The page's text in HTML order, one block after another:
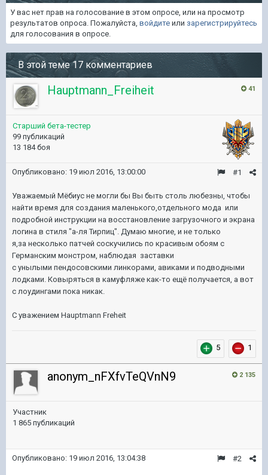
У вас нет прав на голосование в этом опросе, или на просмотр
результатов опроса. Пожалуйста, войдите или зарегистрируйтесь
для голосования в опросе.
В этой теме 17 комментариев
41
Hauptmann_Freiheit
Старший бета-тестер
99 публикаций
13 184 боя
#1
Опубликовано: 19 июл 2016, 13:00:00
Уважаемый Мёбиус не могли бы Вы быть столь любезны, чтобы
найти время для создания маленького,отдельного мода или
подробной инструкции на восстановление загрузочного и экрана
логина в стиля "а-ля Тирпиц". Думаю многие, и не только
я,за несколько патчей соскучились по красивым обоям с
Германским монстром, наблюдая заставки
с унылыми пендосовскими линкорами, авиками и подводными
лодками. Ковыряться в камуфляже как-то ещё получается, а вот
с лоудингами пока никак.
С уважением Hauptmann Freheit
5 1
2 135
anonym_nFXfvTeQVnN9
Участник
1 865 публикаций
#2
Опубликовано: 19 июл 2016, 13:04:38